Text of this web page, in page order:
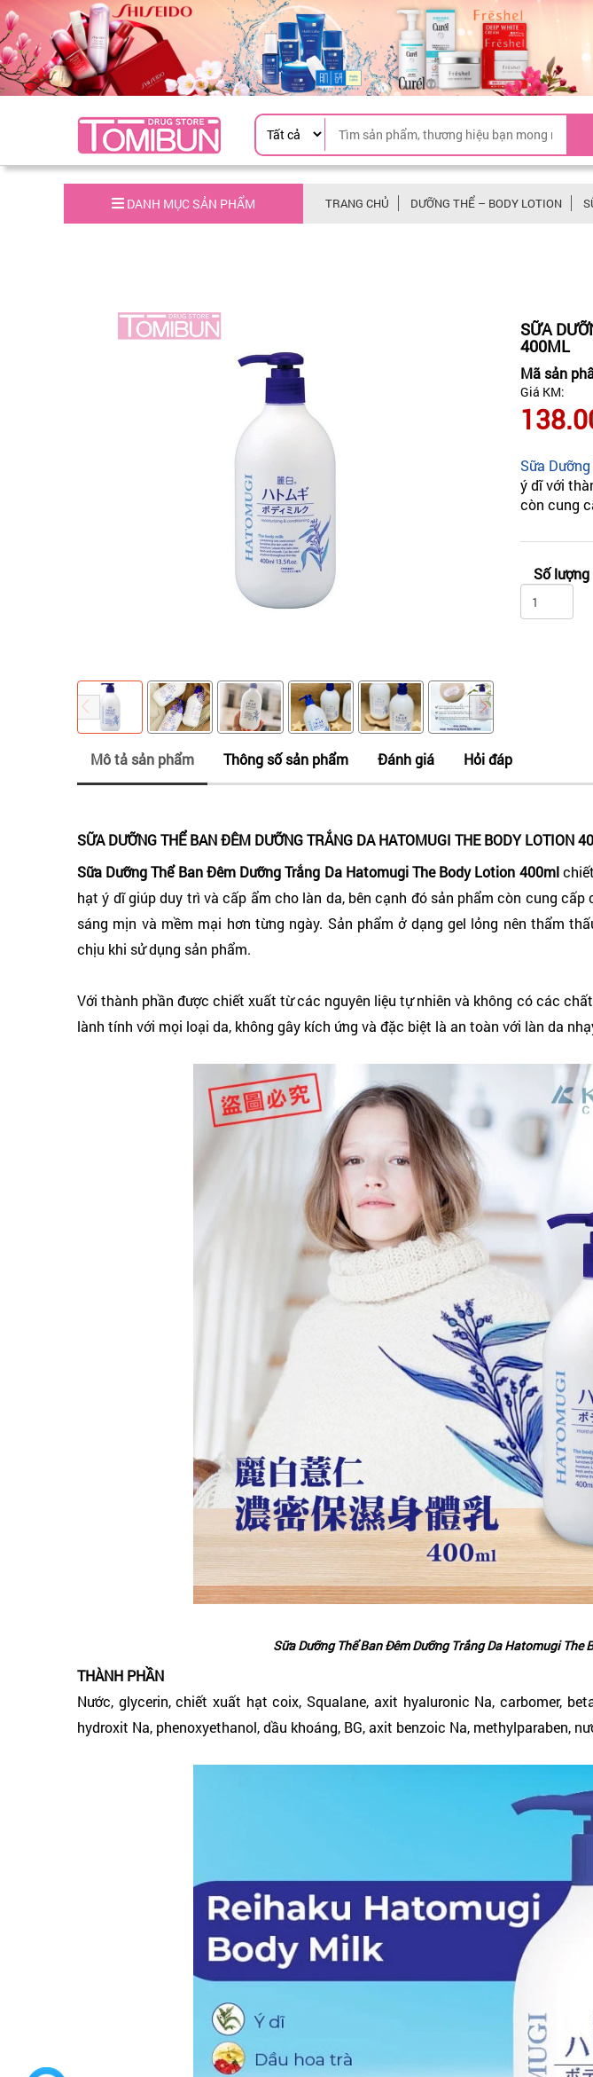
DANH MỤC SẢN PHẨM TRANG CHỦ DƯỠNG THỂ – BODY LOTION
SỮA
400ML
Mã sản
Giá KM:
Sữa
ý dĩ với
còn cung
Số lượng
Mô tả sản phẩm Thông số sản phẩm Đánh giá Hỏi đáp
SỮA DƯỠNG THỂ BAN ĐÊM DƯỠNG TRẮNG DA HATOMUGI THE BODY LOTION
Sữa Dưỡng Thể Ban Đêm Dưỡng Trắng Da Hatomugi The Body Lotion 400ml
hạt ý dĩ giúp duy trì và cấp ẩm cho làn da, bên cạnh đó sản phẩm còn cung
sáng mịn và mềm mại hơn từng ngày. Sản phẩm ở dạng gel lỏng nên thẩm
chịu khi sử dụng sản phẩm.
Với thành phần được chiết xuất từ các nguyên liệu tự nhiên và không có các
lành tính với mọi loại da, không gây kích ứng và đặc biệt là an toàn với làn da
Sữa Dưỡng Thể Ban Đêm Dưỡng Trắng Da Hatomugi The
THÀNH PHẦN
Nước, glycerin, chiết xuất hạt coix, Squalane, axit hyaluronic Na, carbomer,
hydroxit Na, phenoxyethanol, dầu khoáng, BG, axit benzoic Na, methylparaben,